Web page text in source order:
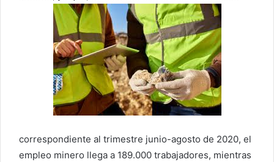
correspondiente al trimestre junio-agosto de 2020, el
empleo minero llega a 189.000 trabajadores, mientras